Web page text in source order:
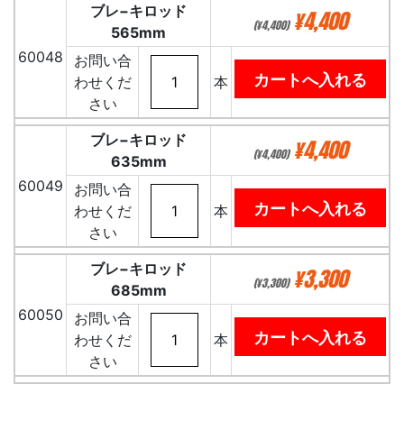
60048
ブレ−キロッド
565mm
(¥4,400) ¥4,400
お問い合
わせくだ
さい
本
60049
ブレ−キロッド
635mm
(¥4,400) ¥4,400
お問い合
わせくだ
さい
本
60050
ブレ−キロッド
685mm
(¥3,300) ¥3,300
お問い合
わせくだ
さい
本